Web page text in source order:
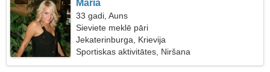
Maria
33 gadi, Auns
Sieviete meklē pāri
Jekaterinburga, Krievija
Sportiskas aktivitātes, Niršana